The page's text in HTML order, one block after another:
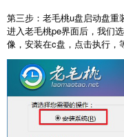
第三步：老毛桃u盘启动盘重
进入老毛桃pe界面后，我们
像，安装在c盘，点击执行，